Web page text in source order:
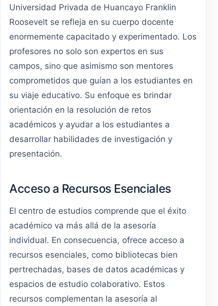
Universidad Privada de Huancayo Franklin
Roosevelt se refleja en su cuerpo docente
enormemente capacitado y experimentado. Los
profesores no solo son expertos en sus
campos, sino que asimismo son mentores
comprometidos que guían a los estudiantes en
su viaje educativo. Su enfoque es brindar
orientación en la resolución de retos
académicos y ayudar a los estudiantes a
desarrollar habilidades de investigación y
presentación.
Acceso a Recursos Esenciales
El centro de estudios comprende que el éxito
académico va más allá de la asesoría
individual. En consecuencia, ofrece acceso a
recursos esenciales, como bibliotecas bien
pertrechadas, bases de datos académicas y
espacios de estudio colaborativo. Estos
recursos complementan la asesoría al